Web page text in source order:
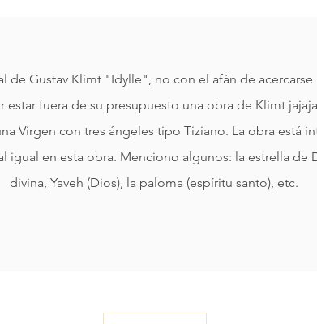
de Gustav Klimt "Idylle", no con el afán de
fuera de su presupuesto una obra de Klimt
Virgen con tres ángeles tipo Tiziano. La obra está
igual en esta obra. Menciono algunos: la estrella de
divina, Yaveh (Dios), la paloma (espíritu santo), etc.